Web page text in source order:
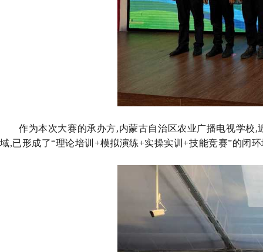
作为本次大赛的承办方,内蒙古自治区农业广播电视学校,
域,已形成了“理论培训+模拟演练+实操实训+技能竞赛”的闭